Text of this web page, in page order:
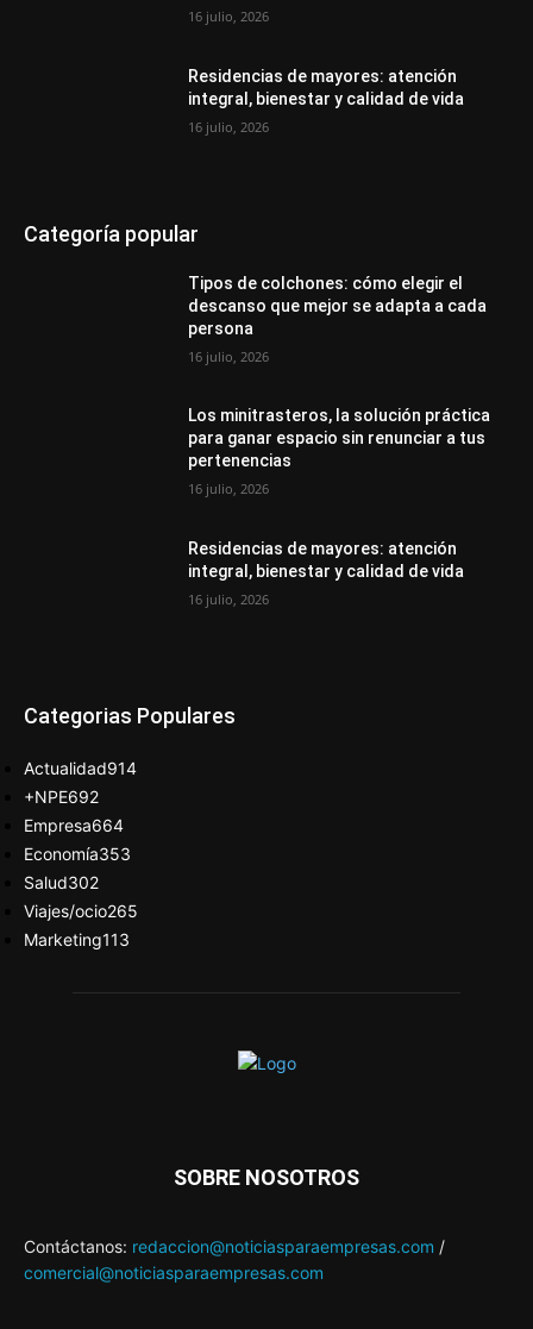
16 julio, 2026
Residencias de mayores: atención
integral, bienestar y calidad de vida
16 julio, 2026
Categoría popular
Tipos de colchones: cómo elegir el
descanso que mejor se adapta a cada
persona
16 julio, 2026
Los minitrasteros, la solución práctica
para ganar espacio sin renunciar a tus
pertenencias
16 julio, 2026
Residencias de mayores: atención
integral, bienestar y calidad de vida
16 julio, 2026
Categorias Populares
Actualidad914
+NPE692
Empresa664
Economía353
Salud302
Viajes/ocio265
Marketing113
SOBRE NOSOTROS
Contáctanos: redaccion@noticiasparaempresas.com /
comercial@noticiasparaempresas.com